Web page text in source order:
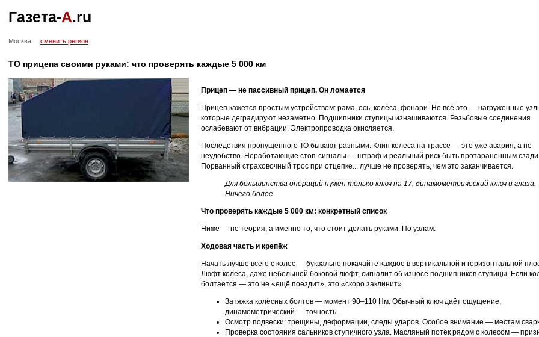
Газета-А.ru
Москва сменить регион
ТО прицепа своими руками: что проверять каждые 5 000 км
Прицеп — не пассивный прицеп. Он ломается
Прицеп кажется простым устройством: рама, ось, колёса, фонари. Но всё это — нагруженные
которые деградируют незаметно. Подшипники ступицы изнашиваются. Резьбовые соединения
ослабевают от вибрации. Электропроводка окисляется.
Последствия пропущенного ТО бывают разными. Клин колеса на трассе — это уже авария, а не
неудобство. Неработающие стоп-сигналы — штраф и реальный риск быть протараненным
Порванный страховочный трос при отцепке... лучше не проверять, чем это заканчивается.
Для большинства операций нужен только ключ на 17, динамометрический ключ и глаза.
Ничего более.
Что проверять каждые 5 000 км: конкретный список
Ниже — не теория, а именно то, что стоит делать руками. По узлам.
Ходовая часть и крепёж
Начать лучше всего с колёс — буквально покачайте каждое в вертикальной и горизонтальной
Люфт колеса, даже небольшой боковой люфт, сигналит об износе подшипников ступицы. Если
болтается — это не «ещё поездит», это «скоро заклинит».
Затяжка колёсных болтов — момент 90–110 Нм. Обычный ключ даёт ощущение,
динамометрический — точность.
Осмотр подвески: трещины, деформации, следы ударов. Особое внимание — местам
Проверка состояния сальников ступичного узла. Масляный потёк рядом с колесом —